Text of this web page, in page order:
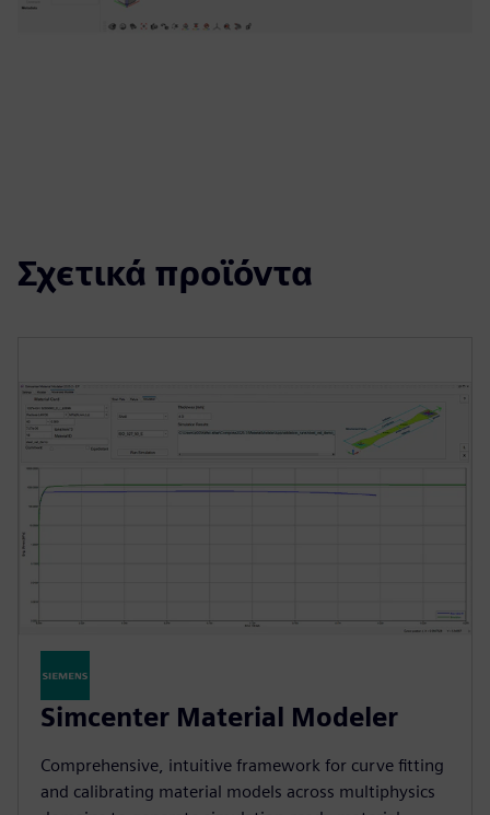
Σχετικά προϊόντα
Simcenter Material Modeler
Comprehensive, intuitive framework for curve fitting
and calibrating material models across multiphysics